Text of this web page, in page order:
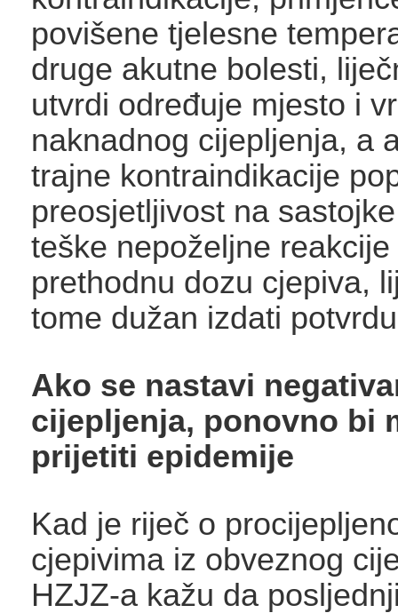
povišene tjelesne
druge akutne bolesti,
utvrdi određuje mjesto i
naknadnog cijepljenja, a
trajne kontraindikacije
preosjetljivost na
teške nepoželjne reakcije
prethodnu dozu cjepiva,
tome dužan izdati
Ako se nastavi
cijepljenja, ponovno bi
prijetiti epidemije
Kad je riječ o
cjepivima iz obveznog
HZJZ-a kažu da